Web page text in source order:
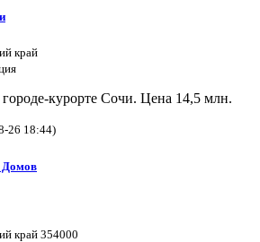
край
курорте Сочи. Цена 14,5 млн.
26 18:44)
Домов
край 354000